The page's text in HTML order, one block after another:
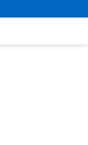
Bank Aceh